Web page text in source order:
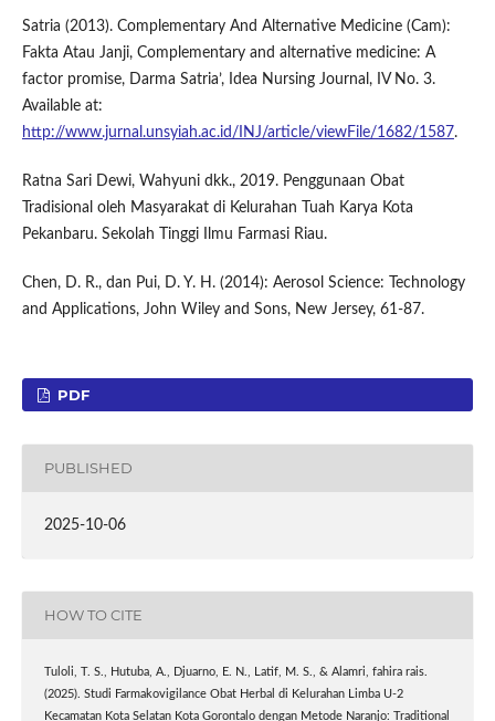
Satria (2013). Complementary And Alternative Medicine (Cam):
Fakta Atau Janji, Complementary and alternative medicine: A
factor promise, Darma Satria’, Idea Nursing Journal, IV No. 3.
Available at:
http://www.jurnal.unsyiah.ac.id/INJ/article/viewFile/1682/1587.
Ratna Sari Dewi, Wahyuni dkk., 2019. Penggunaan Obat
Tradisional oleh Masyarakat di Kelurahan Tuah Karya Kota
Pekanbaru. Sekolah Tinggi Ilmu Farmasi Riau.
Chen, D. R., dan Pui, D. Y. H. (2014): Aerosol Science: Technology
and Applications, John Wiley and Sons, New Jersey, 61-87.
PDF
PUBLISHED
2025-10-06
HOW TO CITE
Tuloli, T. S., Hutuba, A., Djuarno, E. N., Latif, M. S., & Alamri, fahira rais.
(2025). Studi Farmakovigilance Obat Herbal di Kelurahan Limba U-2
Kecamatan Kota Selatan Kota Gorontalo dengan Metode Naranjo: Traditional